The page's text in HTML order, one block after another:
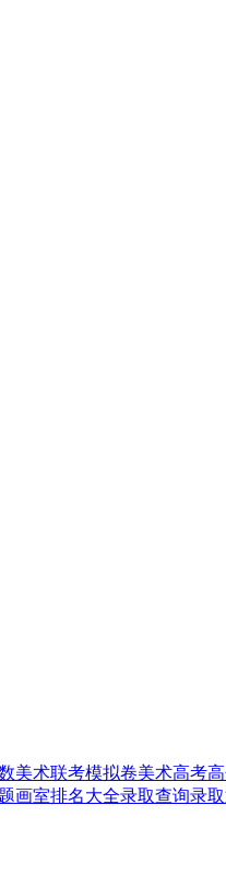
美术联考模拟卷美术高考
画室排名大全录取查询录